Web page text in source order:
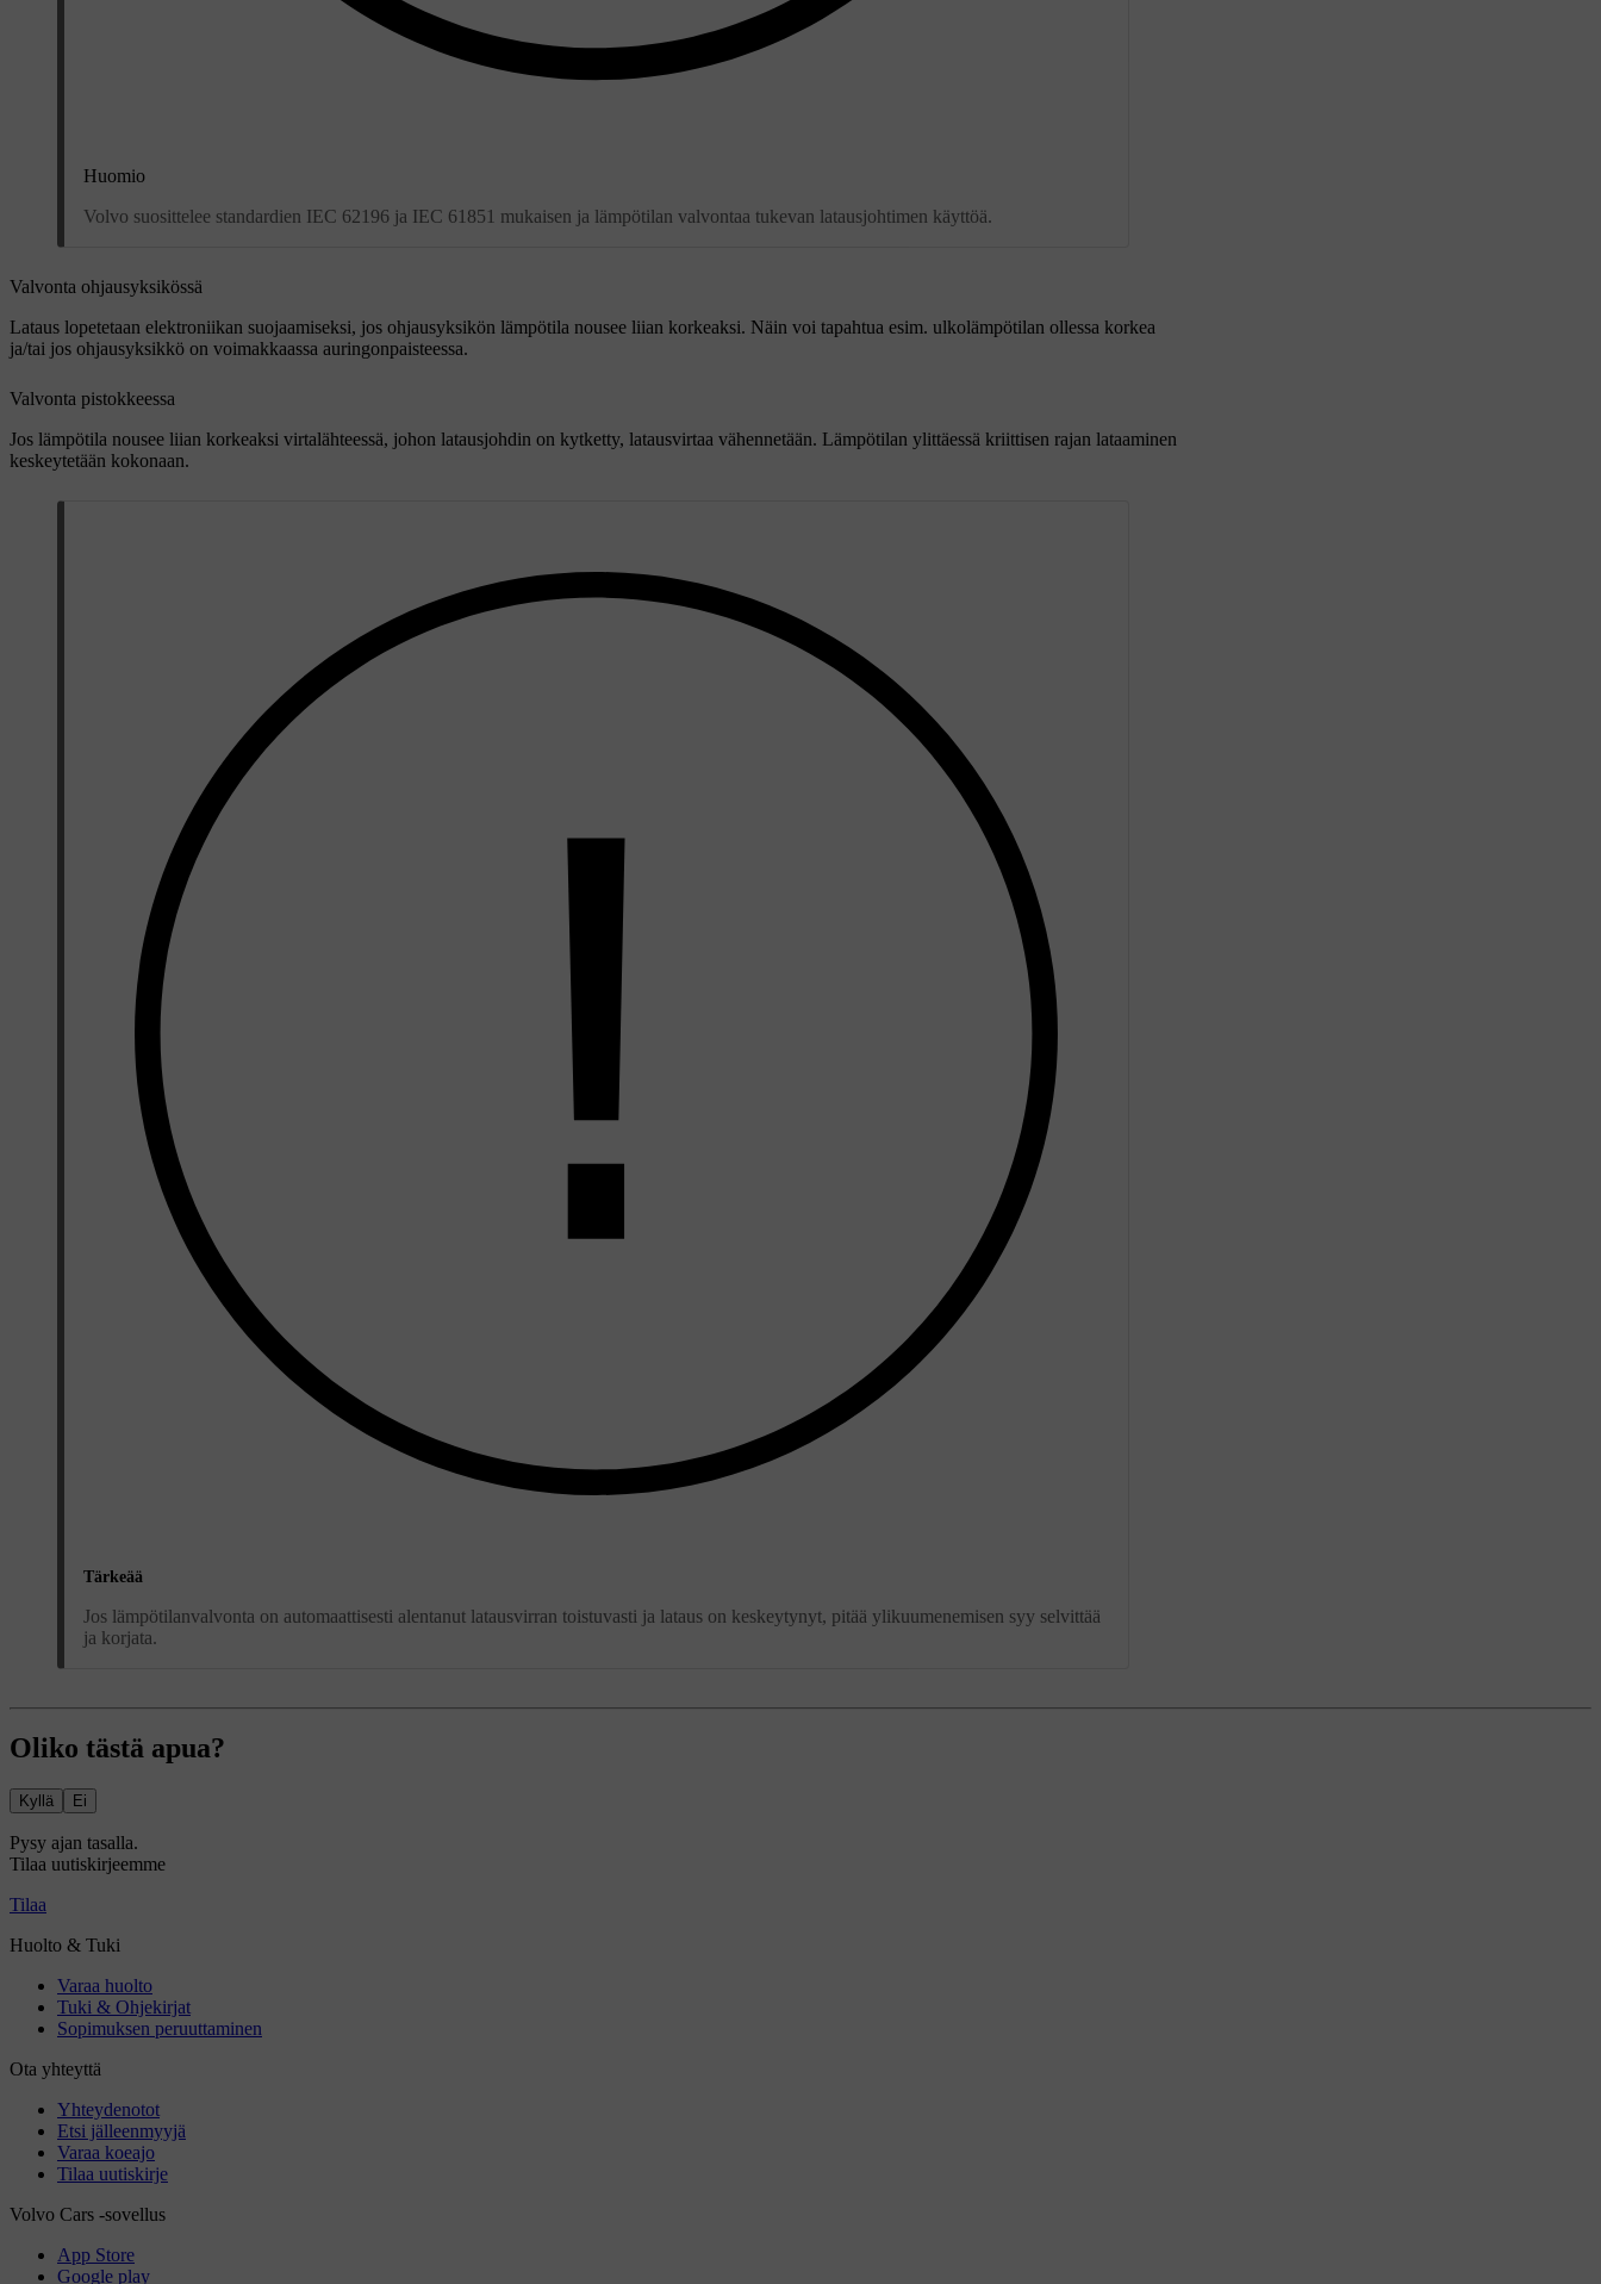
Huomio
Volvo suosittelee standardien IEC 62196 ja IEC 61851 mukaisen ja lämpötilan valvontaa tukevan latausjohtimen käyttöä.
Valvonta ohjausyksikössä
Lataus lopetetaan elektroniikan suojaamiseksi, jos ohjausyksikön lämpötila nousee liian korkeaksi. Näin voi tapahtua esim. ulkolämpötilan ollessa korkea
ja/tai jos ohjausyksikkö on voimakkaassa auringonpaisteessa.
Valvonta pistokkeessa
Jos lämpötila nousee liian korkeaksi virtalähteessä, johon latausjohdin on kytketty, latausvirtaa vähennetään. Lämpötilan ylittäessä kriittisen rajan lataaminen
keskeytetään kokonaan.
Tärkeää
Jos lämpötilanvalvonta on automaattisesti alentanut latausvirran toistuvasti ja lataus on keskeytynyt, pitää ylikuumenemisen syy selvittää
ja korjata.
Oliko tästä apua?
Kyllä Ei